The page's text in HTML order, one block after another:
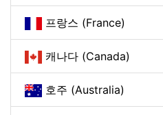
프랑스 (France)
캐나다 (Canada)
호주 (Australia)